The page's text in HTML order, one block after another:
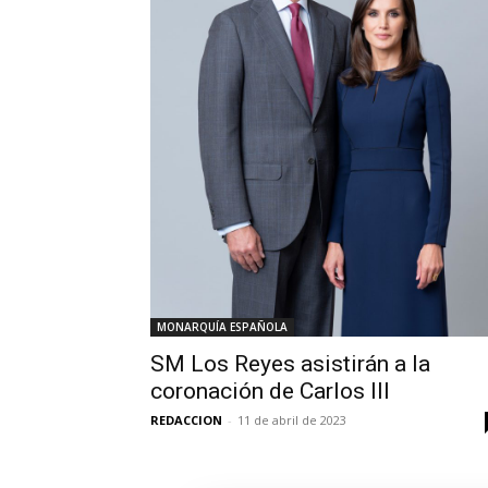
MONARQUÍA ESPAÑOLA
SM Los Reyes asistirán a la
coronación de Carlos III
REDACCION - 11 de abril de 2023